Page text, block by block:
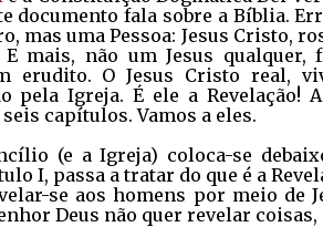
documento fala sobre a Bíblia.
mas uma Pessoa: Jesus Cristo,
mais, não um Jesus qualquer,
erudito. O Jesus Cristo real,
pela Igreja. É ele a Revelação!
capítulos. Vamos a eles.
(e a Igreja) coloca-se
I, passa a tratar do que é a
se aos homens por meio de
Deus não quer revelar coisas,